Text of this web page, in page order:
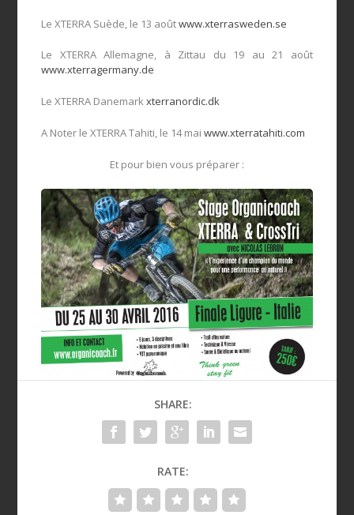
Le XTERRA Suède, le 13 aoûtwww.xterrasweden.se
Le XTERRA Allemagne, à Zittau du 19 au 21 août
www.xterragermany.de
Le XTERRA Danemarkxterranordic.dk
A Noter le XTERRA Tahiti, le 14 maiwww.xterratahiti.com
Et pour bien vous préparer :
SHARE:
RATE: